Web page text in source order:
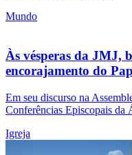
Mundo
Às vésperas da JMJ,
encorajamento do
Em seu discurso na
Conferências Episcopais da
Igreja